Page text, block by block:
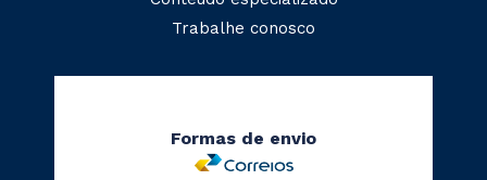
Trabalhe conosco
Formas de envio